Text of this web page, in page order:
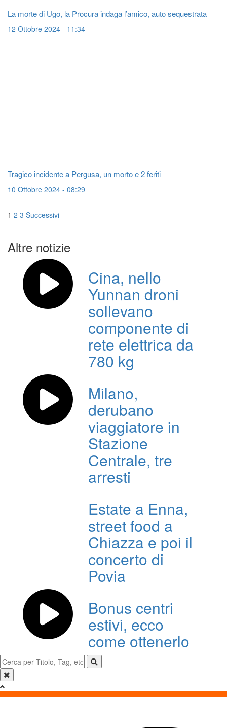
La morte di Ugo, la Procura indaga l’amico, auto sequestrata
12 Ottobre 2024 - 11:34
Tragico incidente a Pergusa, un morto e 2 feriti
10 Ottobre 2024 - 08:29
Navigazione
1 2 3 Successivi
Altre notizie
Cina, nello
Yunnan droni
sollevano
componente di
rete elettrica da
780 kg
Milano,
derubano
viaggiatore in
Stazione
Centrale, tre
arresti
Estate a Enna,
street food a
Chiazza e poi il
concerto di
Povia
Bonus centri
estivi, ecco
come ottenerlo